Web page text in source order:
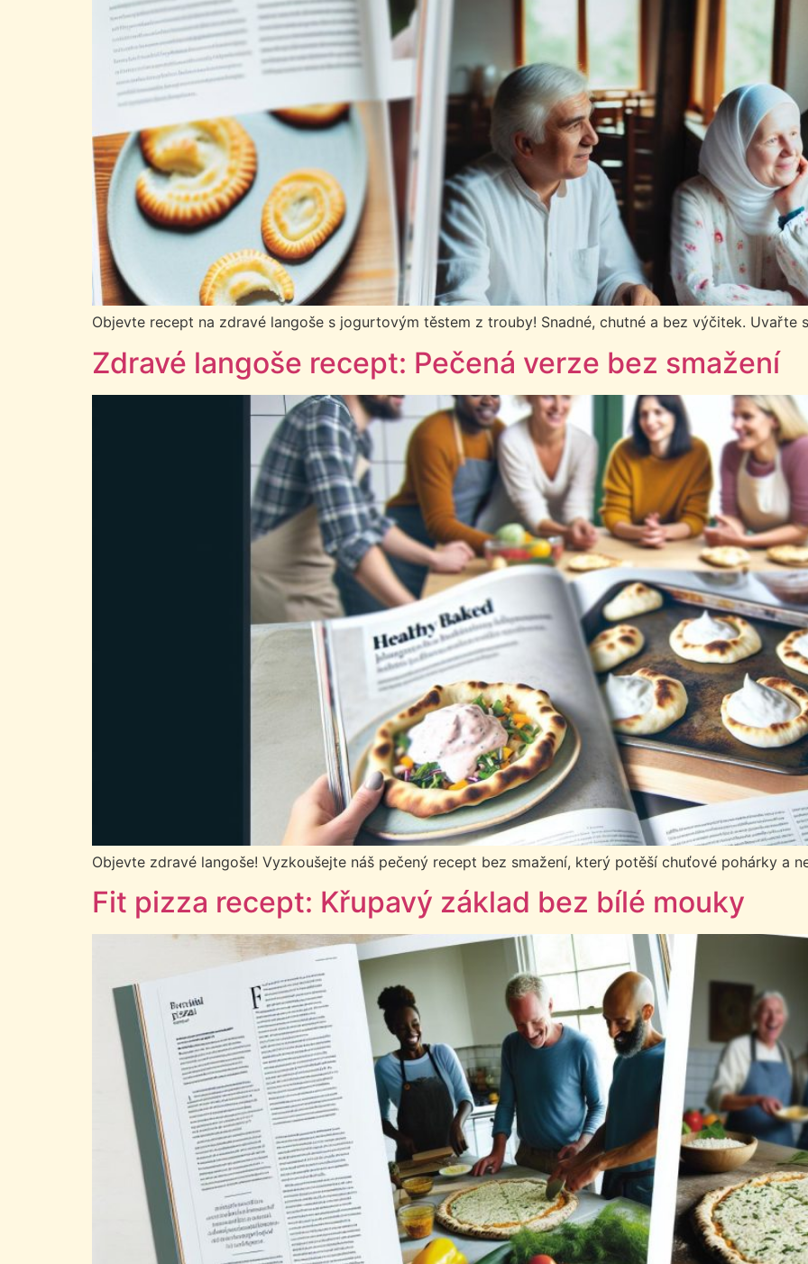
Objevte recept na zdravé langoše s jogurtovým těstem z trouby! Snadné, chutné a bez výčitek. Uvařte
Zdravé langoše recept: Pečená verze bez smažení
Objevte zdravé langoše! Vyzkoušejte náš pečený recept bez smažení, který potěší chuťové pohárky a
Fit pizza recept: Křupavý základ bez bílé mouky